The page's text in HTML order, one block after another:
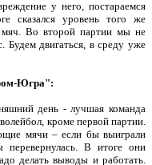
у него, постараемся
сказался уровень того же
Во второй партии мы не
двигаться, в среду уже
Югра":
день - лучшая команда
кроме первой партии.
мячи – если бы выиграли
В итоге они
делать выводы и работать.